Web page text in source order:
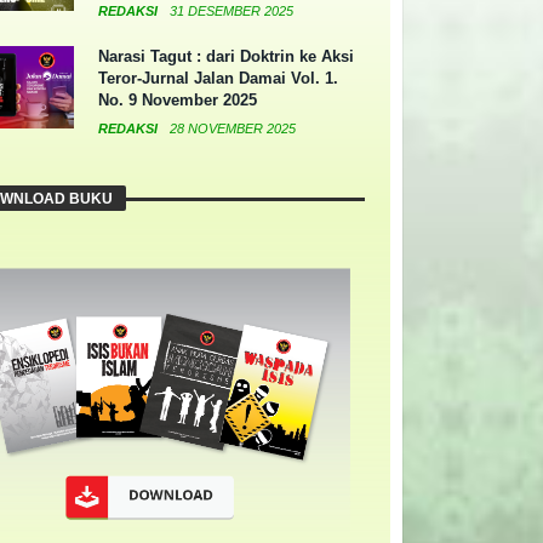
REDAKSI 31 DESEMBER 2025
Narasi Tagut : dari Doktrin ke Aksi
Teror-Jurnal Jalan Damai Vol. 1.
No. 9 November 2025
REDAKSI 28 NOVEMBER 2025
BUKU